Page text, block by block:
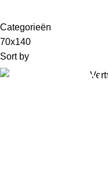
Categorieën
70x140
Sort by